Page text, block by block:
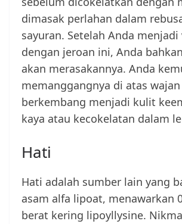
dimasak perlahan dalam
sayuran. Setelah Anda menjadi
dengan jeroan ini, Anda
akan merasakannya. Anda
memanggangnya di atas
berkembang menjadi kulit
kaya atau kecokelatan dalam
Hati
Hati adalah sumber lain yang
asam alfa lipoat, menawarkan
berat kering lipoyllysine.